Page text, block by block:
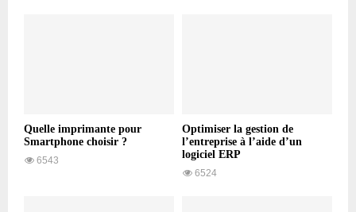
Quelle imprimante pour
Smartphone choisir ?
6543
Optimiser la gestion de
l’entreprise à l’aide d’un
logiciel ERP
6524